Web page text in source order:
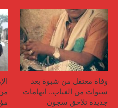
وفاة معتقل من شبوة بعد
سنوات من الغياب.. اتهامات
جديدة تلاحق سجون